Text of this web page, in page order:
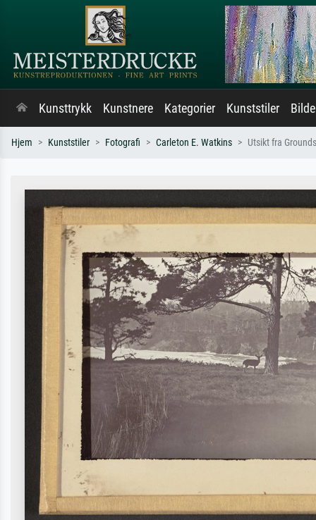
Kunsttrykk Kunstnere Kategorier Kunststiler
Hjem Kunststiler Fotografi Carleton E. Watkins Utsikt fra